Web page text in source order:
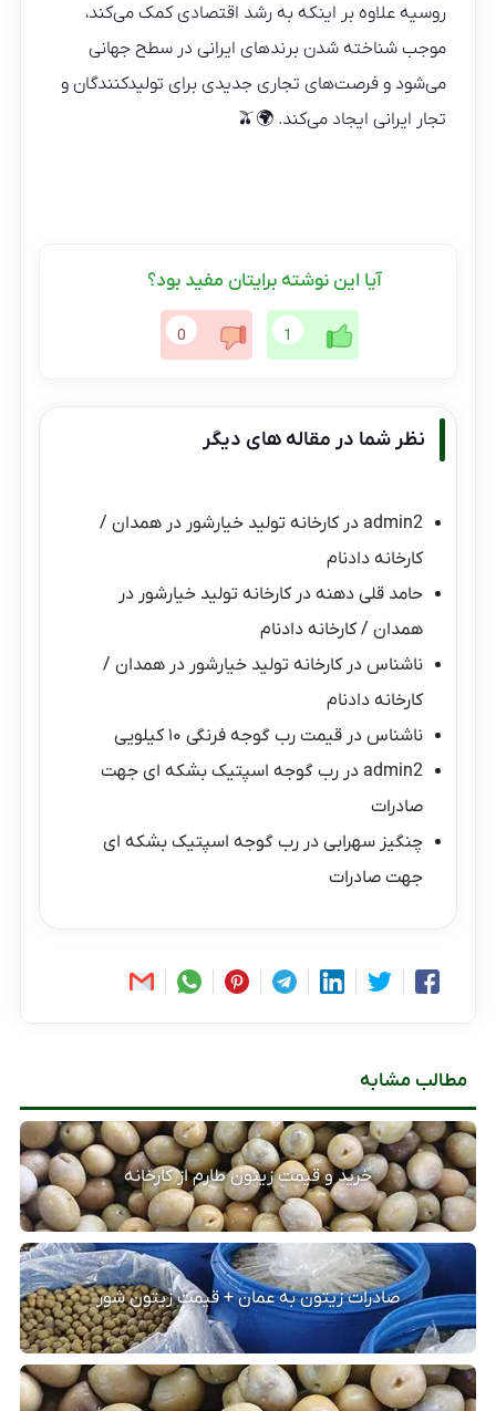
روسیه علاوه بر اینکه به رشد اقتصادی کمک می‌کند،
موجب شناخته شدن برندهای ایرانی در سطح جهانی
می‌شود و فرصت‌های تجاری جدیدی برای تولیدکنندگان و
تجار ایرانی ایجاد می‌کند. 🌍🫒
آیا این نوشته برایتان مفید بود؟
1
0
نظر شما در مقاله های دیگر
admin2 درکارخانه تولید خیارشور در همدان /
کارخانه دادنام
حامد قلی دهنه درکارخانه تولید خیارشور در
همدان / کارخانه دادنام
ناشناس درکارخانه تولید خیارشور در همدان /
کارخانه دادنام
ناشناس درقیمت رب گوجه فرنگی ۱۰ کیلویی
admin2 دررب گوجه اسپتیک بشکه ای جهت
صادرات
چنگیز سهرابی دررب گوجه اسپتیک بشکه ای
جهت صادرات
مطالب مشابه
خرید و قیمت زیتون طارم از کارخانه
صادرات زیتون به عمان + قیمت زیتون شور